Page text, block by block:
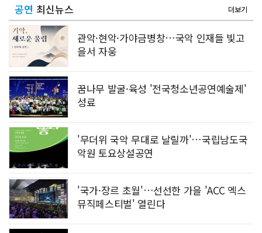
공연 최신뉴스 더보기
관악·현악·가야금병창…국악 인재들 빛고
을서 자웅
꿈나무 발굴·육성 '전국청소년공연예술제'
성료
'무더위 국악 무대로 날릴까'…국립남도국
악원 토요상설공연
'국가·장르 초월'…선선한 가을 'ACC 엑스
뮤직페스티벌' 열린다